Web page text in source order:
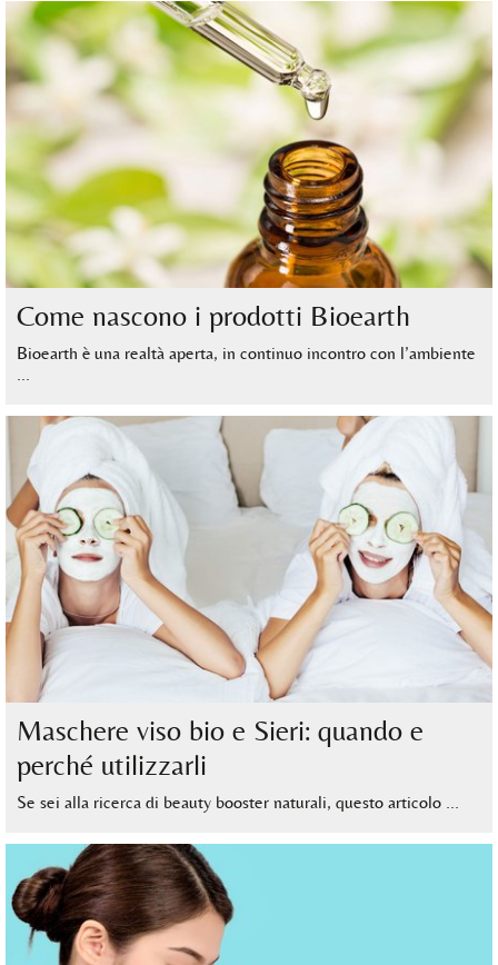
Come nascono i prodotti Bioearth
Bioearth è una realtà aperta, in continuo incontro con l’ambiente
…
Maschere viso bio e Sieri: quando e
perché utilizzarli
Se sei alla ricerca di beauty booster naturali, questo articolo …